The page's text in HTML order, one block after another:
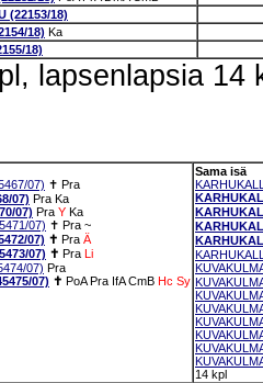
(22153/18)
18) Ka
18)
lapsenlapsia 14
07) ✝ Pra
07) Pra Ka
07) Pra Y Ka
07) ✝ Pra ~
07) ✝ Pra Ä
07) ✝ Pra Li
07) Pra
07) ✝ PoA Pra IfA CmB Hc Sy
Sama isä
14 kpl